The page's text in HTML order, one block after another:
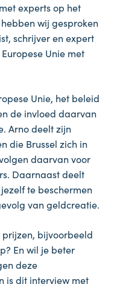
experts op het
wij gesproken
schrijver en expert
Unie met
Unie, het beleid
de invloed daarvan
Arno deelt zijn
die Brussel zich in
daarvan voor
Daarnaast deelt
te beschermen
van geldcreatie.
bijvoorbeeld
En wil je beter
deze
is dit interview met